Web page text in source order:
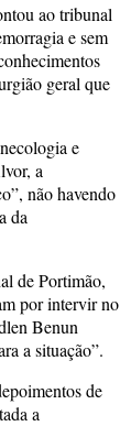
ao tribunal
e sem
geral que
e
a
não havendo
da
de Portimão,
por intervir no
Benun
a situação”.
de
a